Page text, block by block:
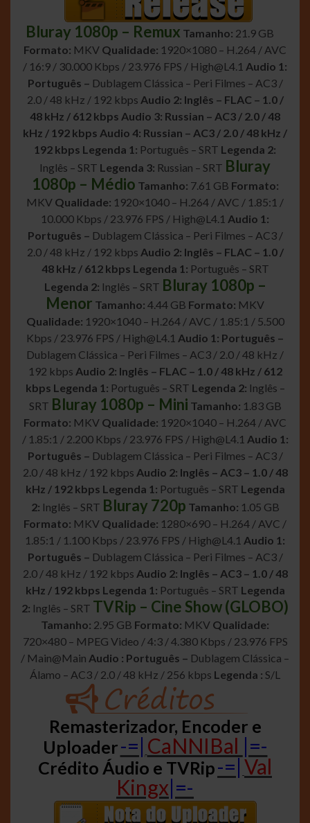
Bluray 1080p – Remux Tamanho: 21.9 GB
Formato: MKV Qualidade: 1920×1080 – H.264 / AVC
/ 16:9 / 30.000 Kbps / 23.976 FPS / High@L4.1 Audio 1:
Português – Dublagem Clássica – Peri Filmes – AC3 /
2.0 / 48 kHz / 192 kbps Audio 2: Inglês – FLAC – 1.0 /
48 kHz / 612 kbps Audio 3: Russian – AC3 / 2.0 / 48
kHz / 192 kbps Audio 4: Russian – AC3 / 2.0 / 48 kHz /
192 kbps Legenda 1: Português – SRT Legenda 2:
Inglês – SRT Legenda 3: Russian – SRT Bluray
1080p – Médio Tamanho: 7.61 GB Formato:
MKV Qualidade: 1920×1040 – H.264 / AVC / 1.85:1 /
10.000 Kbps / 23.976 FPS / High@L4.1 Audio 1:
Português – Dublagem Clássica – Peri Filmes – AC3 /
2.0 / 48 kHz / 192 kbps Audio 2: Inglês – FLAC – 1.0 /
48 kHz / 612 kbps Legenda 1: Português – SRT
Legenda 2: Inglês – SRT Bluray 1080p –
Menor Tamanho: 4.44 GB Formato: MKV
Qualidade: 1920×1040 – H.264 / AVC / 1.85:1 / 5.500
Kbps / 23.976 FPS / High@L4.1 Audio 1: Português –
Dublagem Clássica – Peri Filmes – AC3 / 2.0 / 48 kHz /
192 kbps Audio 2: Inglês – FLAC – 1.0 / 48 kHz / 612
kbps Legenda 1: Português – SRT Legenda 2: Inglês –
SRT Bluray 1080p – Mini Tamanho: 1.83 GB
Formato: MKV Qualidade: 1920×1040 – H.264 / AVC
/ 1.85:1 / 2.200 Kbps / 23.976 FPS / High@L4.1 Audio 1:
Português – Dublagem Clássica – Peri Filmes – AC3 /
2.0 / 48 kHz / 192 kbps Audio 2: Inglês – AC3 – 1.0 / 48
kHz / 192 kbps Legenda 1: Português – SRT Legenda
2: Inglês – SRT Bluray 720p Tamanho: 1.05 GB
Formato: MKV Qualidade: 1280×690 – H.264 / AVC /
1.85:1 / 1.100 Kbps / 23.976 FPS / High@L4.1 Audio 1:
Português – Dublagem Clássica – Peri Filmes – AC3 /
2.0 / 48 kHz / 192 kbps Audio 2: Inglês – AC3 – 1.0 / 48
kHz / 192 kbps Legenda 1: Português – SRT Legenda
2: Inglês – SRT TVRip – Cine Show (GLOBO)
Tamanho: 2.95 GB Formato: MKV Qualidade:
720×480 – MPEG Video / 4:3 / 4.380 Kbps / 23.976 FPS
/ Main@Main Audio : Português – Dublagem Clássica –
Álamo – AC3 / 2.0 / 48 kHz / 256 kbps Legenda : S/L
Remasterizador, Encoder e
Uploader-=| CaNNIBal |=-
Crédito Áudio e TVRip-=|Val
Kingx|=-